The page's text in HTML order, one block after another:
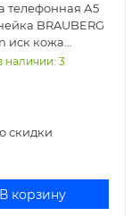
телефонная А5
BRAUBERG
иск кожа
125129
наличии: 3
скидки
В корзину